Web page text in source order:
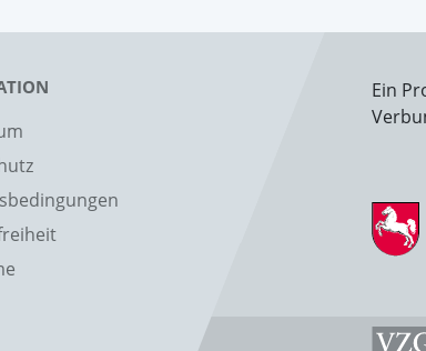
Ein